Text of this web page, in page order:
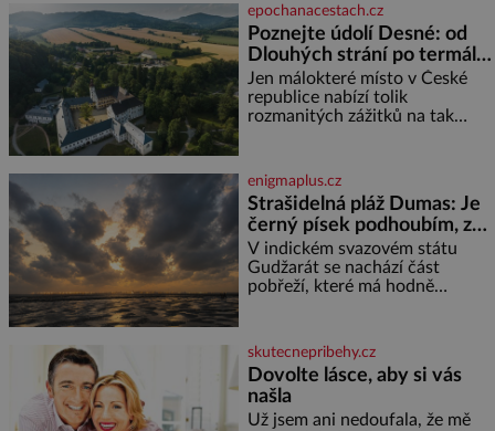
marně v paměti lovíte název
knížky, kterou jste nedávno
přečetli. Je to opravdu tak, s
věkem jako kdyby se paměť
rozhodla stávkovat. Cvičte
epochanacestach.cz
Poznejte údolí Desné: od
Dlouhých strání po termální
prameny
Jen málokteré místo v České
republice nabízí tolik
rozmanitých zážitků na tak
jediného dne můžete
nahlédnout do útrob jedné z
nejvýznamnějších vodních
elektráren v Evropě, vydat se na
horské hřebeny, projet se na
koloběžce a den zakončit
poznáváním památek ve
enigmaplus.cz
Strašidelná pláž Dumas: Je
černý písek podhoubím, ze
kterého roste zlo?
V indickém svazovém státu
Gudžarát se nachází část
pobřeží, které má hodně
Proč má pláž takové netypické
zbarvení? Nakolik jsou pravd
skutecnepribehy.cz
Dovolte lásce, aby si vás
našla
Už jsem ani nedoufala, že mě